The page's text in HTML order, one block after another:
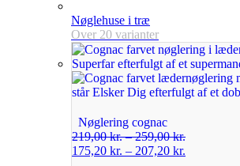
Nøglehuse i træ
Over 20 varianter
Nøglering cognac
219,00kr.–259,00kr.
175,20 kr. – 207,20 kr.